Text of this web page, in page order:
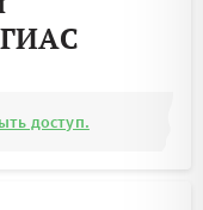
ГИАС
доступ.